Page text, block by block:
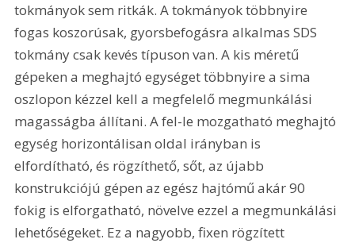
tokmányok sem ritkák. A tokmányok többnyire
fogas koszorúsak, gyorsbefogásra alkalmas SDS
tokmány csak kevés típuson van. A kis méretű
gépeken a meghajtó egységet többnyire a sima
oszlopon kézzel kell a megfelelő megmunkálási
magasságba állítani. A fel-le mozgatható meghajtó
egység horizontálisan oldal irányban is
elfordítható, és rögzíthető, sőt, az újabb
konstrukciójú gépen az egész hajtómű akár 90
fokig is elforgatható, növelve ezzel a megmunkálási
lehetőségeket. Ez a nagyobb, fixen rögzített